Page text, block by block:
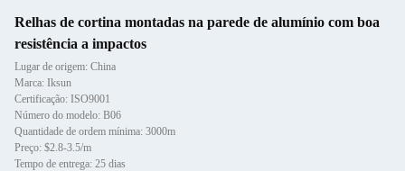
Relhas de cortina montadas na parede de alumínio com boa
resistência a impactos
Lugar de origem: China
Marca: Iksun
Certificação: ISO9001
Número do modelo: B06
Quantidade de ordem mínima: 3000m
Preço: $2.8-3.5/m
Tempo de entrega: 25 dias